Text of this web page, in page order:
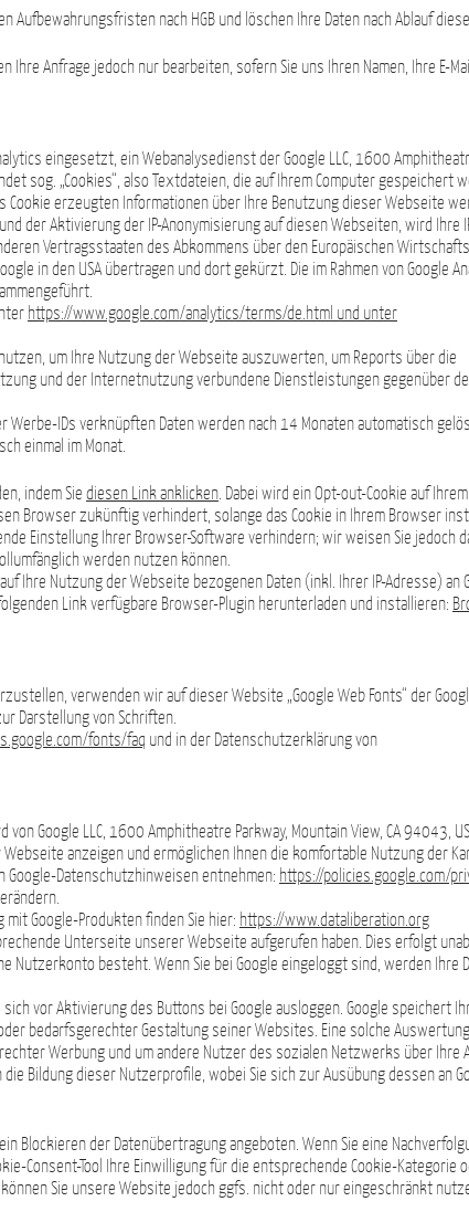
nach HGB und löschen Ihre Daten nach Ablauf
Anfrage jedoch nur bearbeiten, sofern Sie uns Ihren Namen, Ihre E-
eingesetzt, ein Webanalysedienst der Google LLC, 1600
sog. „Cookies“, also Textdateien, die auf Ihrem Computer gespeichert
erzeugten Informationen über Ihre Benutzung dieser Webseite
der Aktivierung der IP-Anonymisierung auf diesen Webseiten, wird Ihre
Vertragsstaaten des Abkommens über den Europäischen
in den USA übertragen und dort gekürzt. Die im Rahmen von Google
https://www.google.com/analytics/terms/de.html und unter
um Ihre Nutzung der Webseite auszuwerten, um Reports über die
und der Internetnutzung verbundene Dienstleistungen gegenüber
IDs verknüpften Daten werden nach 14 Monaten automatisch
einmal im Monat.
indem Sie diesen Link anklicken. Dabei wird ein Opt-out-Cookie auf
Browser zukünftig verhindert, solange das Cookie in Ihrem Browser
Einstellung Ihrer Browser-Software verhindern; wir weisen Sie jedoch
werden nutzen können.
Ihre Nutzung der Webseite bezogenen Daten (inkl. Ihrer IP-Adresse) an
Link verfügbare Browser-Plugin herunterladen und installieren:
verwenden wir auf dieser Website „Google Web Fonts“ der
Darstellung von Schriften.
fonts/faq und in der Datenschutzerklärung von
Google LLC, 1600 Amphitheatre Parkway, Mountain View, CA 94043,
anzeigen und ermöglichen Ihnen die komfortable Nutzung der
Google-Datenschutzhinweisen entnehmen: https://policies.google.com/
Google-Produkten finden Sie hier: https://www.dataliberation.org
Unterseite unserer Webseite aufgerufen haben. Dies erfolgt
besteht. Wenn Sie bei Google eingeloggt sind, werden Ihre
vor Aktivierung des Buttons bei Google ausloggen. Google speichert
bedarfsgerechter Gestaltung seiner Websites. Eine solche
Werbung und um andere Nutzer des sozialen Netzwerks über Ihre
Bildung dieser Nutzerprofile, wobei Sie sich zur Ausübung dessen an
Blockieren der Datenübertragung angeboten. Wenn Sie eine
Consent-Tool Ihre Einwilligung für die entsprechende Cookie-Kategorie
Sie unsere Website jedoch ggfs. nicht oder nur eingeschränkt